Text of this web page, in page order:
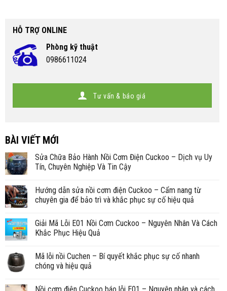
HỖ TRỢ ONLINE
Phòng kỹ thuật
0986611024
Tư vấn & báo giá
BÀI VIẾT MỚI
Sửa Chữa Bảo Hành Nồi Cơm Điện Cuckoo – Dịch vụ Uy
Tín, Chuyên Nghiệp Và Tin Cậy
Hướng dẫn sửa nồi cơm điện Cuckoo – Cẩm nang từ
chuyên gia để bảo trì và khắc phục sự cố hiệu quả
Giải Mã Lỗi E01 Nồi Cơm Cuckoo – Nguyên Nhân Và Cách
Khắc Phục Hiệu Quả
Mã lỗi nồi Cuchen – Bí quyết khắc phục sự cố nhanh
chóng và hiệu quả